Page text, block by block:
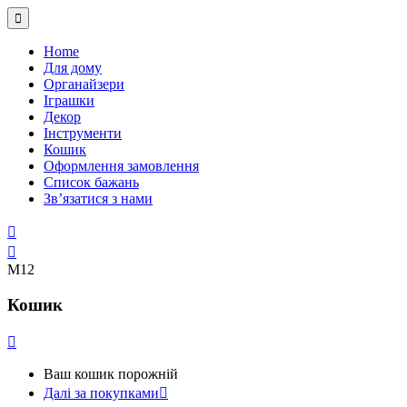
Home
Для дому
Органайзери
Іграшки
Декор
Інструменти
Кошик
Оформлення замовлення
Список бажань
Зв’язатися з нами
М12
Кошик
Ваш кошик порожній
Далі за покупками